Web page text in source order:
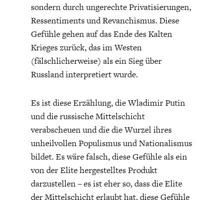
DIE POSITIONEN DER
WIRTSCHAFTSWEISEN
UNGLEICHHEIT
sondern durch ungerechte Privatisierungen,
Ressentiments und Revanchismus. Diese
Gefühle gehen auf das Ende des Kalten
Krieges zurück, das im Westen
(fälschlicherweise) als ein Sieg über
Russland interpretiert wurde.
Es ist diese Erzählung, die Wladimir Putin
und die russische Mittelschicht
verabscheuen und die die Wurzel ihres
unheilvollen Populismus und Nationalismus
bildet. Es wäre falsch, diese Gefühle als ein
von der Elite hergestelltes Produkt
darzustellen – es ist eher so, dass die Elite
der Mittelschicht erlaubt hat, diese Gefühle